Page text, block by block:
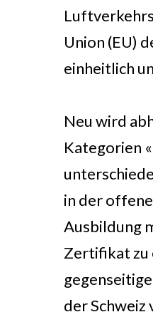
Union (EU)
einheitlich
Neu wird
Kategorien
in der
Ausbildung
Zertifikat zu
der